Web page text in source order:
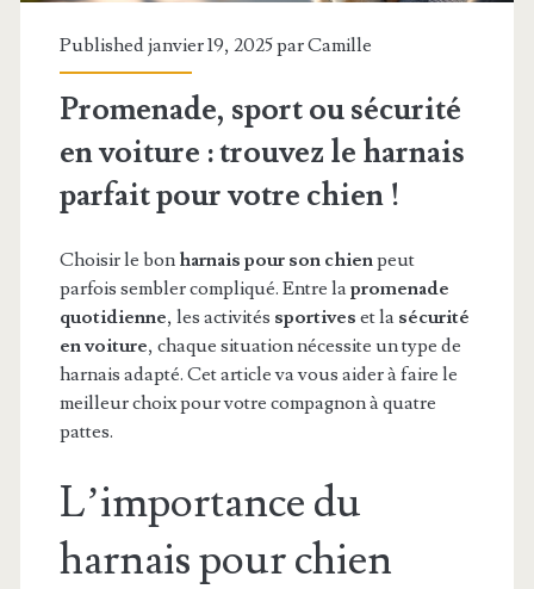
Published janvier 19, 2025 parCamille
Promenade, sport ou sécurité
en voiture : trouvez le harnais
parfait pour votre chien !
Choisir le bon harnais pour son chienpeut
parfois sembler compliqué. Entre lapromenade
quotidienne, les activités sportives et la sécurité
en voiture, chaque situation nécessite un type de
harnais adapté. Cet article va vous aider à faire le
meilleur choix pour votre compagnon à quatre
pattes.
L’importance du
harnais pour chien